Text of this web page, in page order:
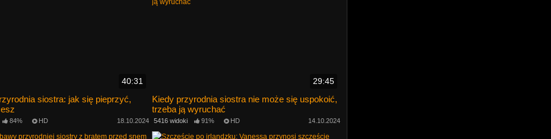
40:31
siostra: jak się pieprzyć,
84% HD 18.10.2024
29:45
Kiedy przyrodnia siostra nie może się uspokoić,
trzeba ją wyruchać
5416 widoki 91% HD 14.10.2024